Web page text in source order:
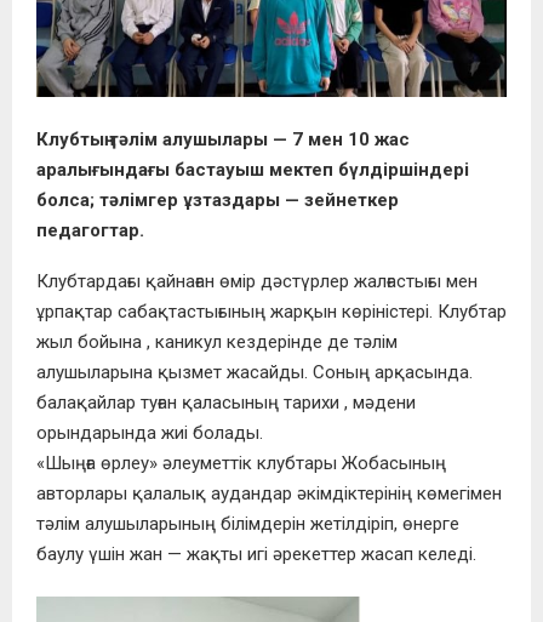
Клубтың тәлім алушылары — 7 мен 10 жас
аралығындағы бастауыш мектеп бүлдіршіндері
болса; тәлімгер ұзтаздары — зейнеткер
педагогтар.
Клубтардағы қайнаған өмір дәстүрлер жалғастығы мен
ұрпақтар сабақтастығының жарқын көріністері. Клубтар
жыл бойына , каникул кездерінде де тәлім
алушыларына қызмет жасайды. Соның арқасында.
балақайлар туған қаласының тарихи , мәдени
орындарында жиі болады.
«Шыңға өрлеу» әлеуметтік клубтары Жобасының
авторлары қалалық аудандар әкімдіктерінің көмегімен
тәлім алушыларының білімдерін жетілдіріп, өнерге
баулу үшін жан — жақты игі әрекеттер жасап келеді.